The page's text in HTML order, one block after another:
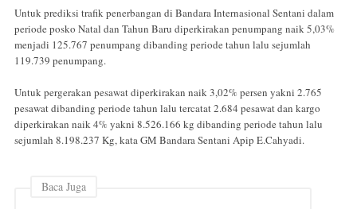
Untuk prediksi trafik penerbangan di Bandara Internasional Sentani dalam
periode posko Natal dan Tahun Baru diperkirakan penumpang naik 5,03%
menjadi 125.767 penumpang dibanding periode tahun lalu sejumlah
119.739 penumpang.
Untuk pergerakan pesawat diperkirakan naik 3,02% persen yakni 2.765
pesawat dibanding periode tahun lalu tercatat 2.684 pesawat dan kargo
diperkirakan naik 4% yakni 8.526.166 kg dibanding periode tahun lalu
sejumlah 8.198.237 Kg, kata GM Bandara Sentani Apip E.Cahyadi.
Baca Juga